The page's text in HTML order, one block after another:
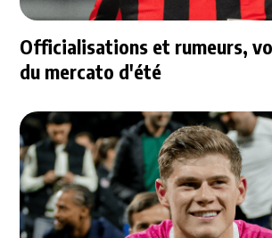
Officialisations et rumeurs,
du mercato d'été